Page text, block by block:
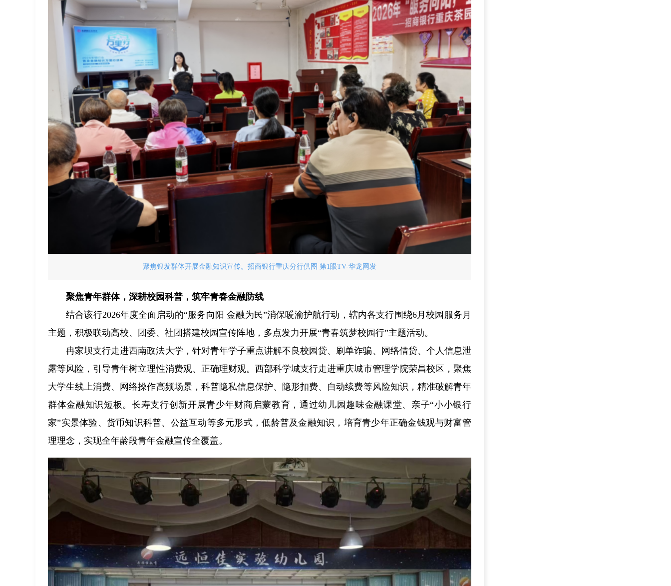
聚焦银发群体开展金融知识宣传。招商银行重庆分行供图 第1眼TV-华龙网发
聚焦青年群体，深耕校园科普，筑牢青春金融防线
结合该行2026年度全面启动的“服务向阳 金融为民”消保暖渝护航行动，辖内各支行围绕6月校园服务月
主题，积极联动高校、团委、社团搭建校园宣传阵地，多点发力开展“青春筑梦校园行”主题活动。
冉家坝支行走进西南政法大学，针对青年学子重点讲解不良校园贷、刷单诈骗、网络借贷、个人信息泄
露等风险，引导青年树立理性消费观、正确理财观。西部科学城支行走进重庆城市管理学院荣昌校区，聚焦
大学生线上消费、网络操作高频场景，科普隐私信息保护、隐形扣费、自动续费等风险知识，精准破解青年
群体金融知识短板。长寿支行创新开展青少年财商启蒙教育，通过幼儿园趣味金融课堂、亲子“小小银行
家”实景体验、货币知识科普、公益互动等多元形式，低龄普及金融知识，培育青少年正确金钱观与财富管
理理念，实现全年龄段青年金融宣传全覆盖。